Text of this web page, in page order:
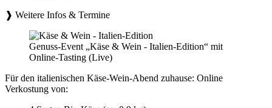
❱ Weitere Infos & Termine
Genuss-Event „Käse & Wein - Italien-Edition“ mit
Online-Tasting (Live)
Für den italienischen Käse-Wein-Abend zuhause: Online
Verkostung von: